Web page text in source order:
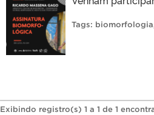
Tags: biomorfologia
Exibindo registro(s) 1 a 1 de 1